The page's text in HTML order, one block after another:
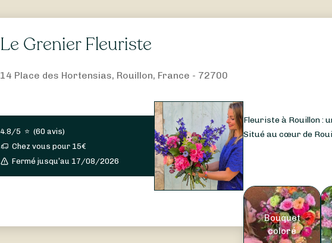
Le Grenier Fleuriste
14 Place des Hortensias, Rouillon, France - 72700
4.8/5 ⭐ (60 avis)
Chez vous pour 15€
Fermé jusqu’au 17/08/2026
Fleuriste à Rouillon :
Situé au cœur de
Bouquet
coloré